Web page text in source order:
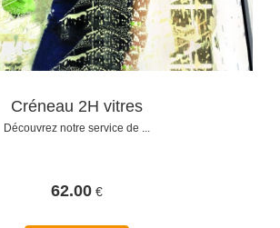
Créneau 2H vitres
Découvrez notre service de ...
62.00€